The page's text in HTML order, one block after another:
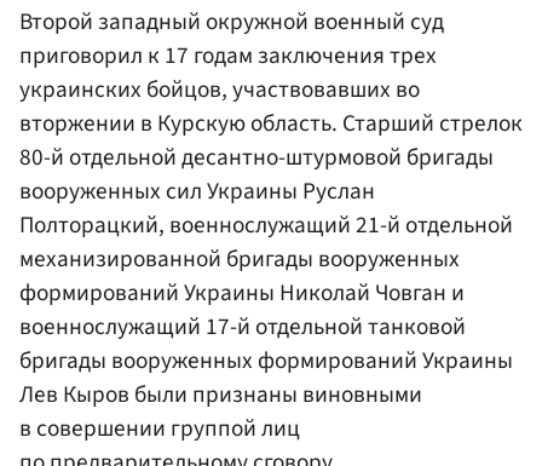
Второй западный окружной военный суд
приговорил к 17 годам заключения трех
украинских бойцов, участвовавших во
вторжении в Курскую область. Старший стрелок
80-й отдельной десантно-штурмовой бригады
вооруженных сил Украины Руслан
Полторацкий, военнослужащий 21-й отдельной
механизированной бригады вооруженных
формирований Украины Николай Човган и
военнослужащий 17-й отдельной танковой
бригады вооруженных формирований Украины
Лев Кыров были признаны виновными
в совершении группой лиц